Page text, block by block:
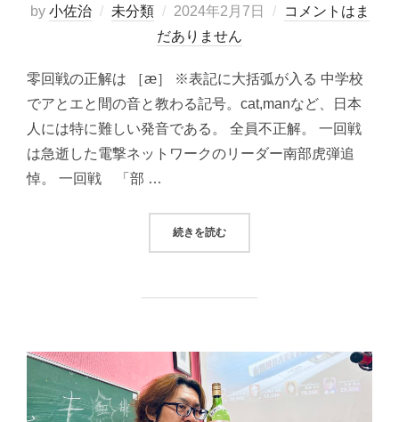
by 小佐治 未分類
投
稿
2024年2月7日
コメントはま
だありません
零回戦の正解は ［æ］ ※表記に大括弧が入る 中学校
でアとエと間の音と教わる記号。cat,manなど、日本
人には特に難しい発音である。 全員不正解。 一回戦
は急逝した電撃ネットワークのリーダー南部虎弾追
悼。 一回戦 「部 …
続きを読む“りぼん句会報2024年1月26日（金